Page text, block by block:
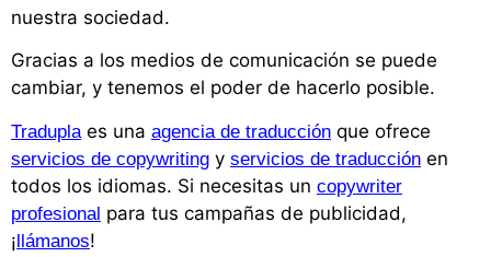
nuestra sociedad.
Gracias a los medios de comunicación se puede
cambiar, y tenemos el poder de hacerlo posible.
Tradupla es una agencia de traducción que ofrece
servicios de copywriting y servicios de traducción en
todos los idiomas. Si necesitas un copywriter
profesional para tus campañas de publicidad,
¡llámanos!